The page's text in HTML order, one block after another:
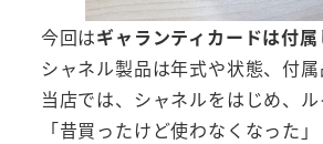
今回はギャランティカードは付
シャネル製品は年式や状態、付
当店では、シャネルをはじめ、
「昔買ったけど使わなくなった